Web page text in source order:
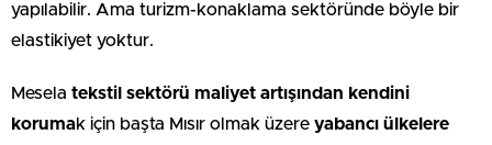
yapılabilir. Ama turizm-konaklama sektöründe böyle bir
elastikiyet yoktur.
Mesela tekstil sektörü maliyet artışından kendini
korumak için başta Mısır olmak üzere yabancı ülkelere